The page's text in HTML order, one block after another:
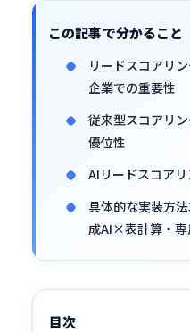
この記事で分かること
リードスコアリ
企業での重要性
従来型スコアリ
優位性
AIリードスコア
具体的な実装方
成AI×表計算・専
目次